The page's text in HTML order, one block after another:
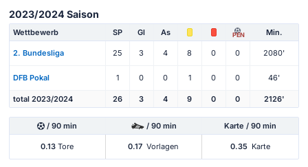
2023/2024 Saison
Wettbewerb SP Gl As PEN Min.
2. Bundesliga 25 3 4 8 0 0 2080'
DFB Pokal 1 0 0 1 0 0 46'
total 2023/2024 26 3 4 9 0 0 2126'
/ 90 min / 90 min Karte / 90 min
0.13 Tore 0.17 Vorlagen 0.35 Karte